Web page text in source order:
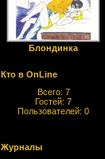
Блондинка
Кто в OnLine
Всего: 7
Гостей: 7
Пользователей: 0
Журналы